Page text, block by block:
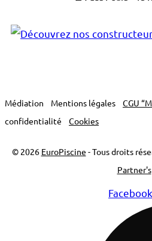
Médiation Mentions légales CGU
confidentialité
Cookies
© 2026 EuroPiscine - Tous droits
Partner's